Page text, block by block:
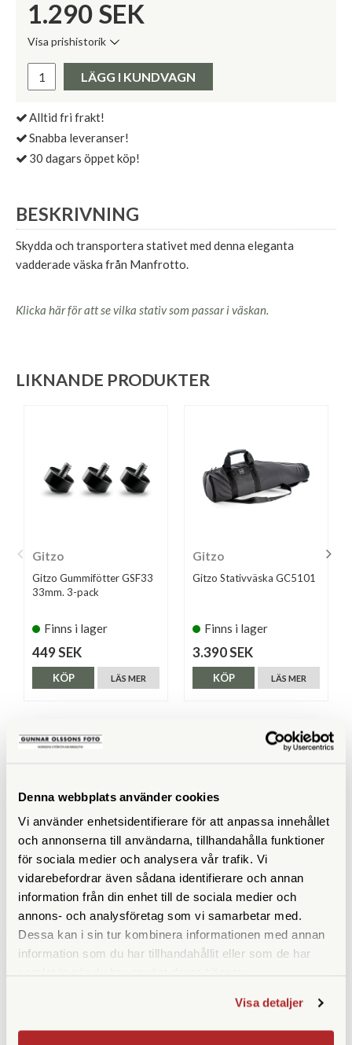
Denna webbplats använder cookies
Vi använder enhetsidentifierare för att anpassa innehållet
och annonserna till användarna, tillhandahålla funktioner
för sociala medier och analysera vår trafik. Vi
vidarebefordrar även sådana identifierare och annan
information från din enhet till de sociala medier och
annons- och analysföretag som vi samarbetar med.
Dessa kan i sin tur kombinera informationen med annan
information som du har tillhandahållit eller som de har
Visa detaljer
1.290 SEK
Visa prishistorik
Pris:
LÄGG I KUNDVAGN
Alltid fri frakt!
Snabba leveranser!
30 dagars öppet köp!
BESKRIVNING
Skydda och transportera stativet med denna eleganta
vadderade väska från Manfrotto.
Klicka här för att se vilka stativ som passar i väskan.
LIKNANDE PRODUKTER
Gitzo
Gitzo Gummifötter GSF33
33mm. 3-pack
Finns i lager
449 SEK
LÄS MER
KÖP
Gitzo
Gitzo Stativväska GC5101
Finns i lager
3.390 SEK
LÄS MER
KÖP
Røde VC-1 Förl. Kabel Mini
Tele/Mini Tele Hona
Ej i lager